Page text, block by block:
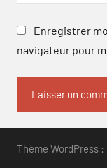
Enregistrer
navigateur pour
Thème WordPress